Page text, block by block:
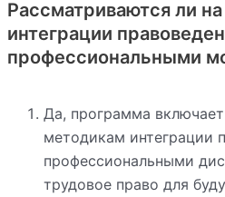
Рассматриваются ли
интеграции
профессиональными
Да, программа
методикам интеграции
профессиональными
трудовое право для